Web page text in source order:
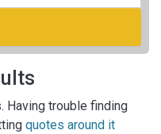
Having trouble finding
quotes around it